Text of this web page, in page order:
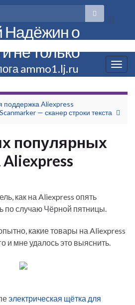
Вкл/
поиска
Вкл/
выкл
Надёжин о
не только
ammo1.lj.ru
поддержка Aliexpress
Scanmarker — сканер строки текста
популярных
как на Aliexpress опять
по случаю Чёрной пятницы.
какие товары на Aliexpress
и мне удалось это выяснить.
электрическая щётка для